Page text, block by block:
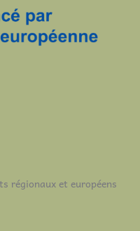
régionaux et européens